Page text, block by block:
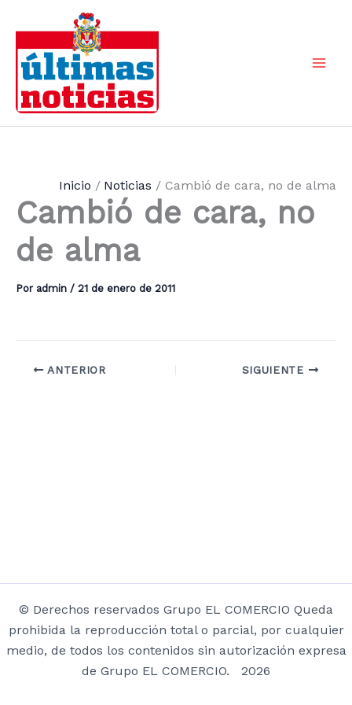
contenido
Inicio Noticias Cambió de cara, no de alma
Cambió de cara, no
de alma
Por admin / 21 de enero de 2011
ANTERIOR SIGUIENTE
© Derechos reservados Grupo EL COMERCIO Queda
prohibida la reproducción total o parcial, por cualquier
medio, de todos los contenidos sin autorización expresa
de Grupo EL COMERCIO. 2026